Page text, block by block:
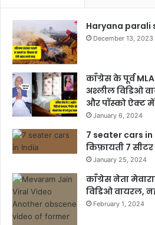
Haryana parali
December 13, 2023
काँग्रेस के पूर्व
अश्लील विडिओ
और पॉस्को ऐक्ट में
January 6, 2024
7 seater cars
किफ़ायती 7
January 25, 2024
काँग्रेस नेता
विडिओ वायरल,
February 1, 2024